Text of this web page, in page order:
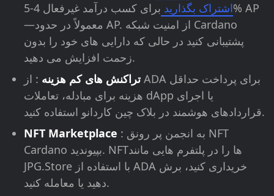
اشتراک بگذارید
برای کسب درآمد غیرفعال 4-5% AP
—معمولاً در حدود AP. از امنیت شبکه Cardano
پشتیبانی کنید در حالی که دارایی های خود را بدون
زحمت افزایش می دهید.
تراکنش های کم هزینه : از ADA برای پرداخت حداقل
هزینه برای مبادله، تعاملات dApp یا اجرای
قراردادهای هوشمند در بلاک چین کاردانو استفاده کنید.
NFT Marketplace : به انجمن پر رونق NFT
Cardano بپیوندید. NFTها را در پلتفرم هایی مانند
JPG.Store با استفاده از ADA خریداری کنید، برش
دهید یا معامله کنید.